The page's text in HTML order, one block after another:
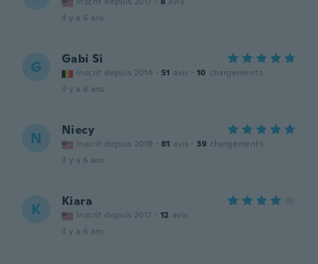
il y a 6 ans
G Gabi Si
Inscrit depuis 2014 · 51 avis · 10 chargements
il y a 6 ans
N Niecy
Inscrit depuis 2019 · 81 avis · 39 chargements
il y a 6 ans
K Kiara
Inscrit depuis 2017 · 12 avis
il y a 6 ans